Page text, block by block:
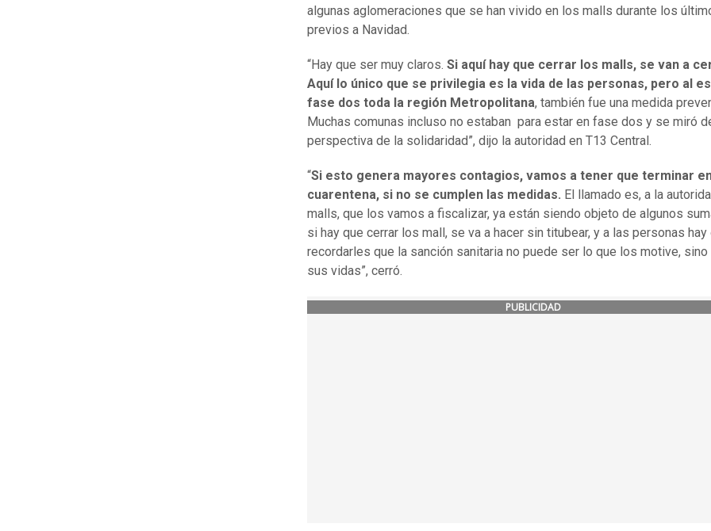
algunas aglomeraciones que se han vivido en los malls durante los
previos a Navidad.
“Hay que ser muy claros. Si aquí hay que cerrar los malls, se van a
Aquí lo único que se privilegia es la vida de las personas, pero al
fase dos toda la región Metropolitana, también fue una medida
Muchas comunas incluso no estaban para estar en fase dos y se miró
perspectiva de la solidaridad”, dijo la autoridad en T13 Central.
“Si esto genera mayores contagios, vamos a tener que terminar
cuarentena, si no se cumplen las medidas. El llamado es, a la
malls, que los vamos a fiscalizar, ya están siendo objeto de algunos
si hay que cerrar los mall, se va a hacer sin titubear, y a las personas hay
recordarles que la sanción sanitaria no puede ser lo que los motive, sino
sus vidas”, cerró.
PUBLICIDAD